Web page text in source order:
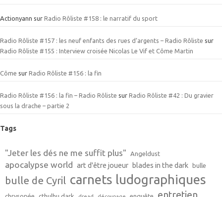
Actionyann sur Radio Rôliste #158 : le narratif du sport
Radio Rôliste #157 : les neuf enfants des rues d’argents – Radio Rôliste sur
Radio Rôliste #155 : Interview croisée Nicolas Le Vif et Côme Martin
Côme sur Radio Rôliste #156 : la fin
Radio Rôliste #156 : la fin – Radio Rôliste sur Radio Rôliste #42 : Du gravier
sous la drache – partie 2
Tags
"Jeter les dés ne me suffit plus" Angeldust
apocalypse world art d'être joueur blades in the dark bulle
bulle de Cyril carnets ludographiques